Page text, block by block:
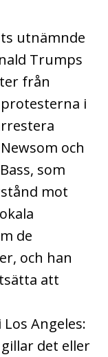
utnämnde
Trumps
från
i
och
som
mot
de
och han
att
Angeles:
det eller